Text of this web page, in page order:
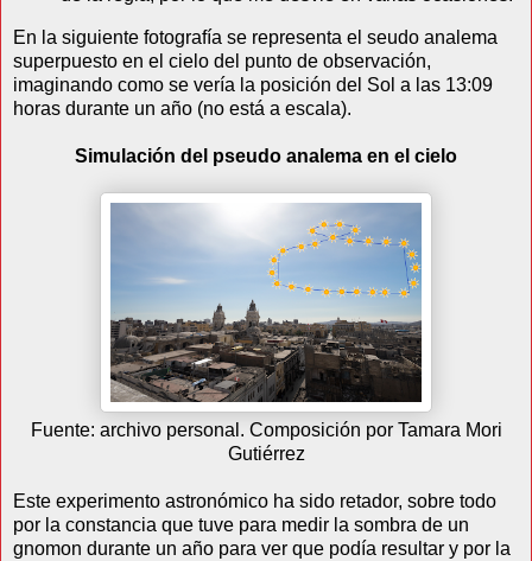
En la siguiente fotografía se representa el seudo analema
superpuesto en el cielo del punto de observación,
imaginando como se vería la posición del Sol a las 13:09
horas durante un año (no está a escala).
Simulación del pseudo analema en el cielo
Fuente: archivo personal. Composición por Tamara Mori
Gutiérrez
Este experimento astronómico ha sido retador, sobre todo
por la constancia que tuve para medir la sombra de un
gnomon durante un año para ver que podía resultar y por la